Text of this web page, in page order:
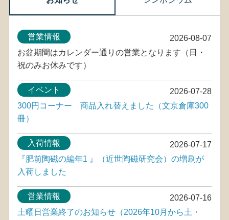
2026-08-07
営業情報
お盆期間はカレンダー通りの営業となります（日・
祝のみお休みです）
2026-07-28
イベント
300円コーナー 商品入れ替えました（文京倉庫300
冊）
2026-07-17
入荷情報
『肥前陶磁の編年1 』（近世陶磁研究会）の増刷が
入荷しました
2026-07-16
営業情報
土曜日営業終了のお知らせ（2026年10月から土・